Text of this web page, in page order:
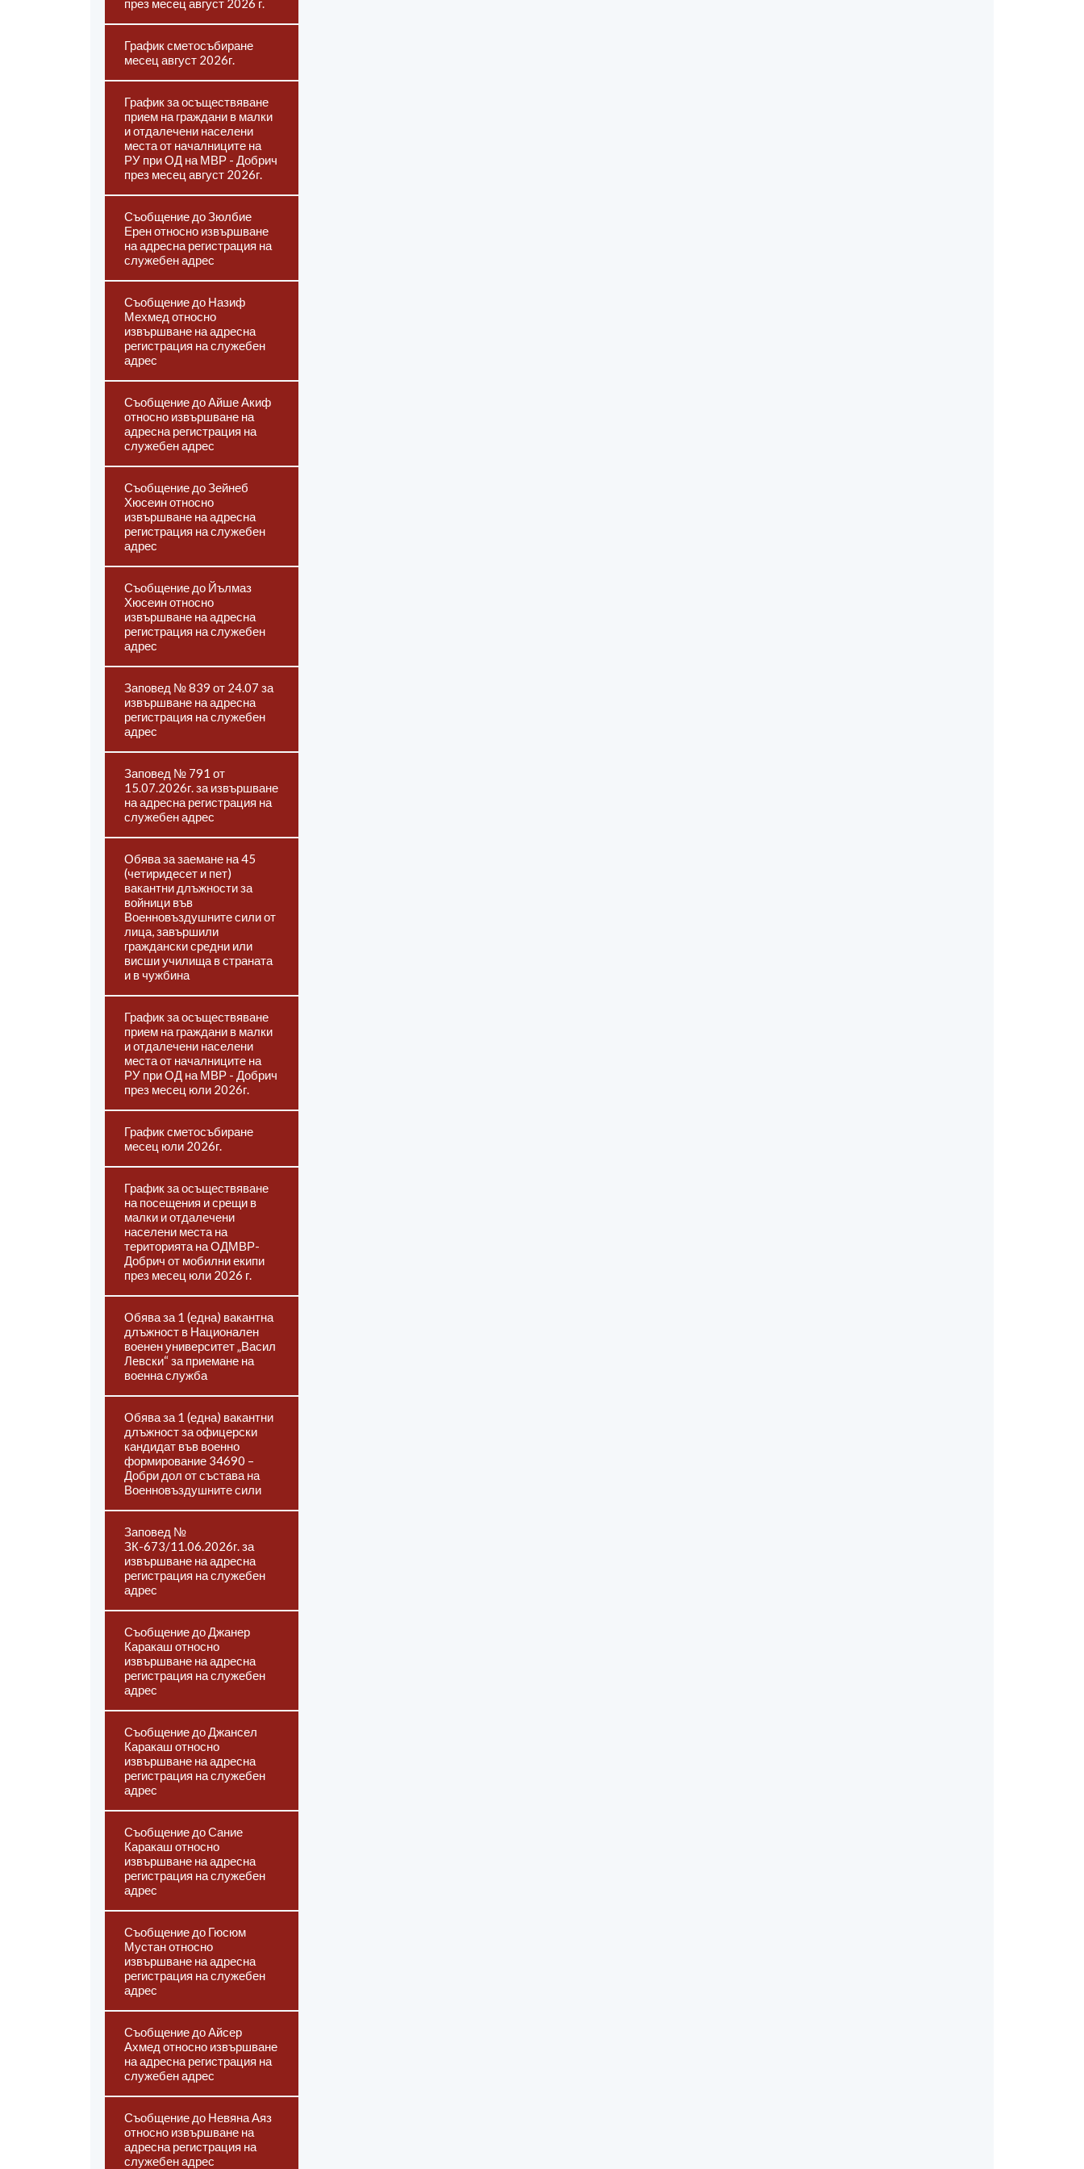
през месец август 2026 г.
График сметосъбиране
месец август 2026г.
График за осъществяване
прием на граждани в малки
и отдалечени населени
места от началниците на
РУ при ОД на МВР - Добрич
през месец август 2026г.
Съобщение до Зюлбие
Ерен относно извършване
на адресна регистрация на
служебен адрес
Съобщение до Назиф
Мехмед относно
извършване на адресна
регистрация на служебен
адрес
Съобщение до Айше Акиф
относно извършване на
адресна регистрация на
служебен адрес
Съобщение до Зейнеб
Хюсеин относно
извършване на адресна
регистрация на служебен
адрес
Съобщение до Йълмаз
Хюсеин относно
извършване на адресна
регистрация на служебен
адрес
Заповед № 839 от 24.07 за
извършване на адресна
регистрация на служебен
адрес
Заповед № 791 от
15.07.2026г. за извършване
на адресна регистрация на
служебен адрес
Обява за заемане на 45
(четиридесет и пет)
вакантни длъжности за
войници във
Военновъздушните сили от
лица, завършили
граждански средни или
висши училища в страната
и в чужбина
График за осъществяване
прием на граждани в малки
и отдалечени населени
места от началниците на
РУ при ОД на МВР - Добрич
през месец юли 2026г.
График сметосъбиране
месец юли 2026г.
График за осъществяване
на посещения и срещи в
малки и отдалечени
населени места на
територията на ОДМВР-
Добрич от мобилни екипи
през месец юли 2026 г.
Обява за 1 (една) вакантна
длъжност в Национален
военен университет „Васил
Левски“ за приемане на
военна служба
Обява за 1 (една) вакантни
длъжност за офицерски
кандидат във военно
формирование 34690 –
Добри дол от състава на
Военновъздушните сили
Заповед №
ЗК-673/11.06.2026г. за
извършване на адресна
регистрация на служебен
адрес
Съобщение до Джанер
Каракаш относно
извършване на адресна
регистрация на служебен
адрес
Съобщение до Джансел
Каракаш относно
извършване на адресна
регистрация на служебен
адрес
Съобщение до Сание
Каракаш относно
извършване на адресна
регистрация на служебен
адрес
Съобщение до Гюсюм
Мустан относно
извършване на адресна
регистрация на служебен
адрес
Съобщение до Айсер
Ахмед относно извършване
на адресна регистрация на
служебен адрес
Съобщение до Невяна Аяз
относно извършване на
адресна регистрация на
служебен адрес